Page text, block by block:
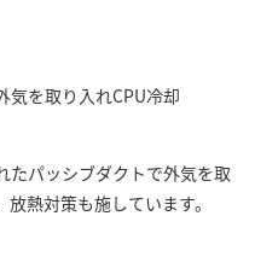
を取り入れCPU冷却
たパッシブダクトで外気を取
熱対策も施しています。